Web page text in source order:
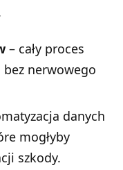
– cały proces
nerwowego
danych
mogłyby
szkody.